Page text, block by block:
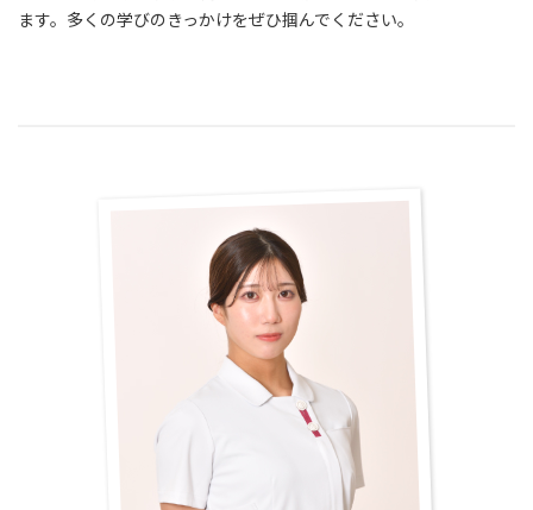
ます。多くの学びのきっかけをぜひ掴んでください。